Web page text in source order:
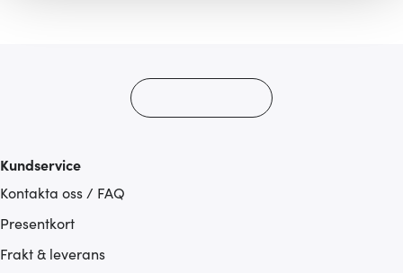
Kundservice
Kontakta oss / FAQ
Presentkort
Frakt & leverans